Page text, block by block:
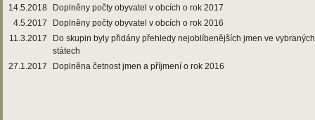
14.5.2018
Doplněny počty obyvatel v obcích o rok 2017
4.5.2017
Doplněny počty obyvatel v obcích o rok 2016
11.3.2017
Do skupin byly přidány přehledy nejoblíbenějších jmen ve vybraných
státech
27.1.2017
Doplněna četnost jmen a příjmení o rok 2016